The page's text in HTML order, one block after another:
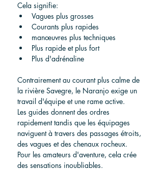
Cela signifie:
Vagues plus grosses
Courants plus rapides
manœuvres plus techniques
Plus rapide et plus fort
Plus d'adrénaline
Contrairement au courant plus calme de
la rivière Savegre, le Naranjo exige un
travail d'équipe et une rame active.
Les guides donnent des ordres
rapidement tandis que les équipages
naviguent à travers des passages étroits,
des vagues et des chenaux rocheux.
Pour les amateurs d'aventure, cela crée
des sensations inoubliables.